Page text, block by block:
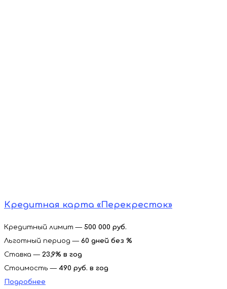
Кредитная карта «Перекресток»
Кредитный лимит — 500 000 руб.
Льготный период — 60 дней без %
Ставка — 23,9% в год
Стоимость — 490 руб. в год
Подробнее